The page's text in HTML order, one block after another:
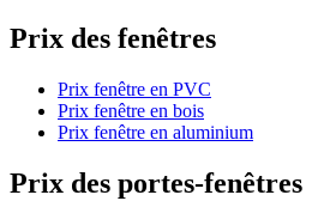
Prix des fenêtres
Prix fenêtre en PVC
Prix fenêtre en bois
Prix fenêtre en aluminium
Prix des portes-fenêtres